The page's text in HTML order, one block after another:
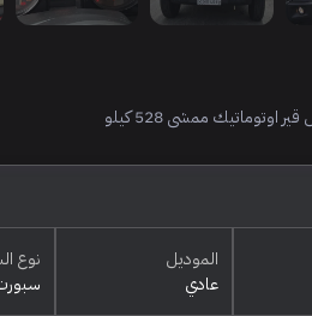
الموديل
عادي
نوع